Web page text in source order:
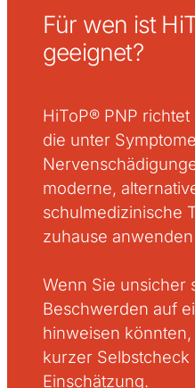
Für wen ist
geeignet?
HiToP® PNP
die unter
moderne,
schulmedizinische
zuhause
Wenn Sie unsicher
Beschwerden auf
hinweisen
kurzer
Einschätzung.